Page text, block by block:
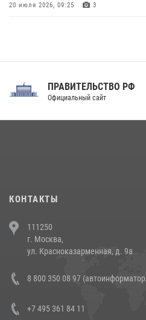
20 июля 2026, 09:25 3
Праздник «Один день с Росгвардией»
напавших на бригаду скорой помощи
14 июля 2026, 12:20
В Росгвардии прошла военно-
боевого опыта
ПРАВИТЕЛЬСТВО РФ
Официальный сайт
КОНТАКТЫ
111250
г. Москва,
ул. Красноказарменная, д. 9а
8 800 350 08 97
+7 495 361 84 11